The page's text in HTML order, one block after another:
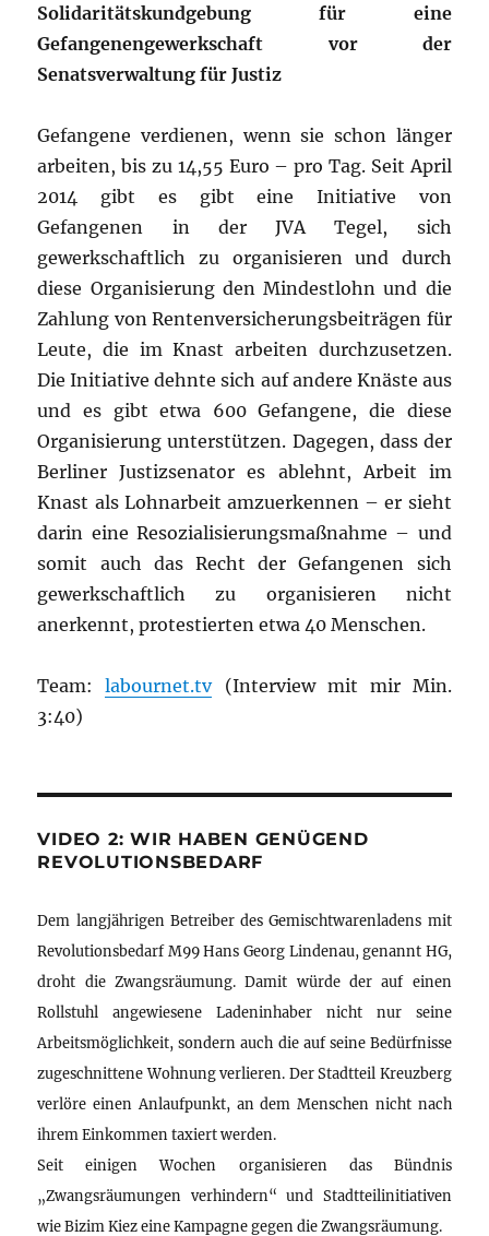
Solidaritätskundgebung für eine
Gefangenengewerkschaft vor der
Senatsverwaltung für Justiz
Gefangene verdienen, wenn sie schon länger
arbeiten, bis zu 14,55 Euro – pro Tag. Seit April
2014 gibt es gibt eine Initiative von
Gefangenen in der JVA Tegel, sich
gewerkschaftlich zu organisieren und durch
diese Organisierung den Mindestlohn und die
Zahlung von Rentenversicherungsbeiträgen für
Leute, die im Knast arbeiten durchzusetzen.
Die Initiative dehnte sich auf andere Knäste aus
und es gibt etwa 600 Gefangene, die diese
Organisierung unterstützen. Dagegen, dass der
Berliner Justizsenator es ablehnt, Arbeit im
Knast als Lohnarbeit amzuerkennen – er sieht
darin eine Resozialisierungsmaßnahme – und
somit auch das Recht der Gefangenen sich
gewerkschaftlich zu organisieren nicht
anerkennt, protestierten etwa 40 Menschen.
Team:labournet.tv(Interview mit mir Min.
3:40)
VIDEO 2: WIR HABEN GENÜGEND
REVOLUTIONSBEDARF
Dem langjährigen Betreiber des Gemischtwarenladens mit
Revolutionsbedarf M99 Hans Georg Lindenau, genannt HG,
droht die Zwangsräumung. Damit würde der auf einen
Rollstuhl angewiesene Ladeninhaber nicht nur seine
Arbeitsmöglichkeit, sondern auch die auf seine Bedürfnisse
zugeschnittene Wohnung verlieren. Der Stadtteil Kreuzberg
verlöre einen Anlaufpunkt, an dem Menschen nicht nach
ihrem Einkommen taxiert werden.
Seit einigen Wochen organisieren das Bündnis
„Zwangsräumungen verhindern“ und Stadtteilinitiativen
wie Bizim Kiez eine Kampagne gegen die Zwangsräumung.